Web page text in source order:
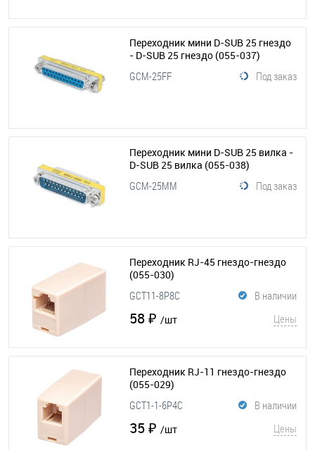
Переходник мини D-SUB 25 гнездо
- D-SUB 25 гнездо (055-037)
Под заказ
GCM-25FF
Переходник мини D-SUB 25 вилка -
D-SUB 25 вилка (055-038)
Под заказ
GCM-25MM
Переходник RJ-45 гнездо-гнездо
(055-030)
В наличии
GCT11-8P8C
58 ₽ /шт Цены
Переходник RJ-11 гнездо-гнездо
(055-029)
В наличии
GCT1-1-6P4C
35 ₽ /шт Цены